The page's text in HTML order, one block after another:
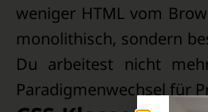
weniger HTML vom
monolithisch, sondern
Du arbeitest nicht
Paradigmenwechsel für